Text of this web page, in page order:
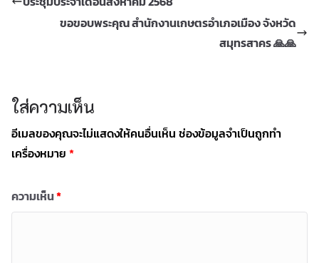
ขอขอบพระคุณ สำนักงานเกษตรอำเภอเมือง จังหวัด
สมุทรสาคร 🙏🙏
ใส่ความเห็น
อีเมลของคุณจะไม่แสดงให้คนอื่นเห็น ช่องข้อมูลจำเป็นถูกทำ
เครื่องหมาย *
ความเห็น*